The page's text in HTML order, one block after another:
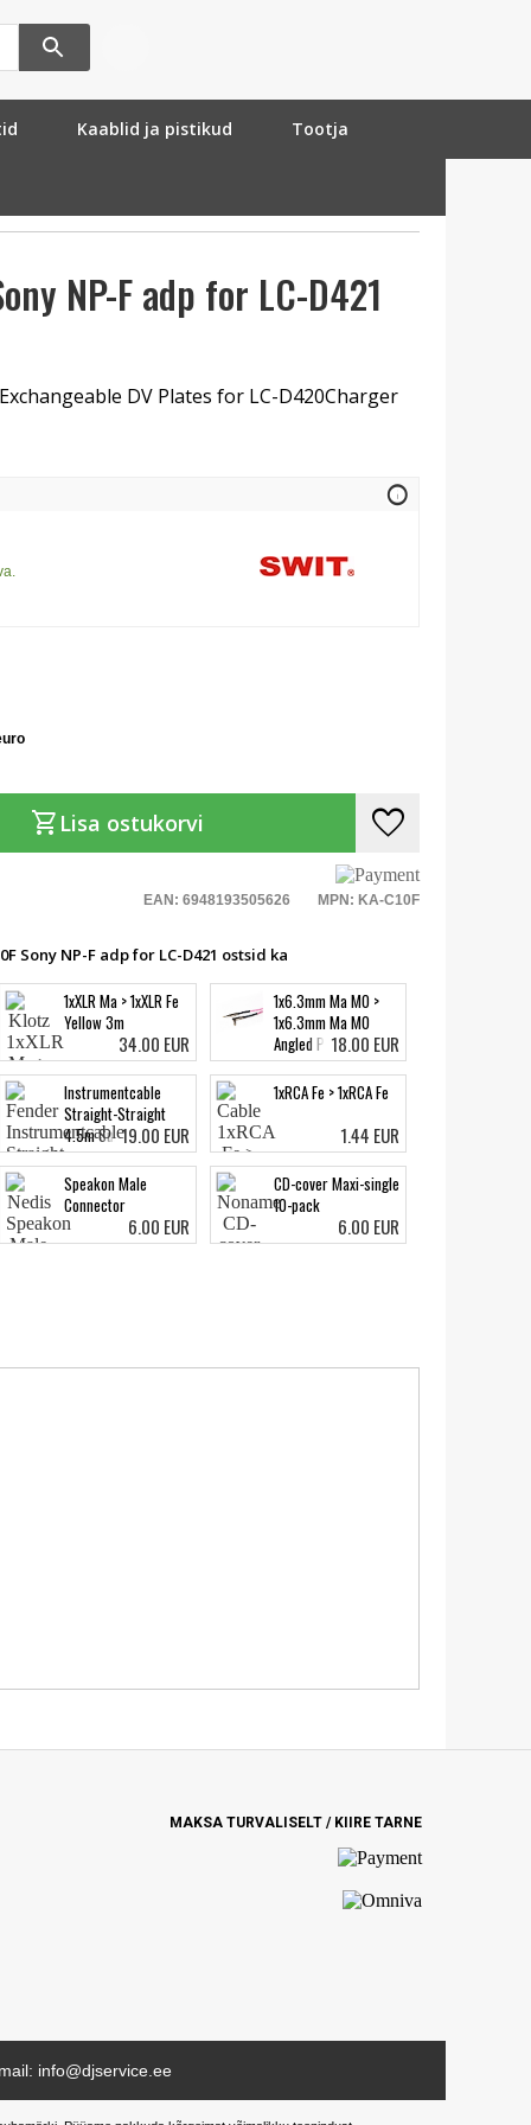
Kaablid ja pistikud Tootja
NP-F adp for LC-D421
DV Plates for LC-D420Charger
info
shopping_cart Lisa ostukorvi favorite
EAN: 6948193505626 MPN: KA-C10F
Sony NP-F adp for LC-D421 ostsid ka
1xXLR Ma > 1xXLR Fe
Yellow 3m
34.00 EUR
1x6.3mm Ma MO >
1x6.3mm Ma MO
Angled Pink 3m18.00 EUR
Instrumentcable
Straight-Straight
4.5m Surf Green
19.00 EUR
1xRCA Fe > 1xRCA Fe
1.44 EUR
Speakon Male
Connector
6.00 EUR
CD-cover Maxi-single
10-pack
6.00 EUR
MAKSA TURVALISELT / KIIRE TARNE
info@djservice.ee